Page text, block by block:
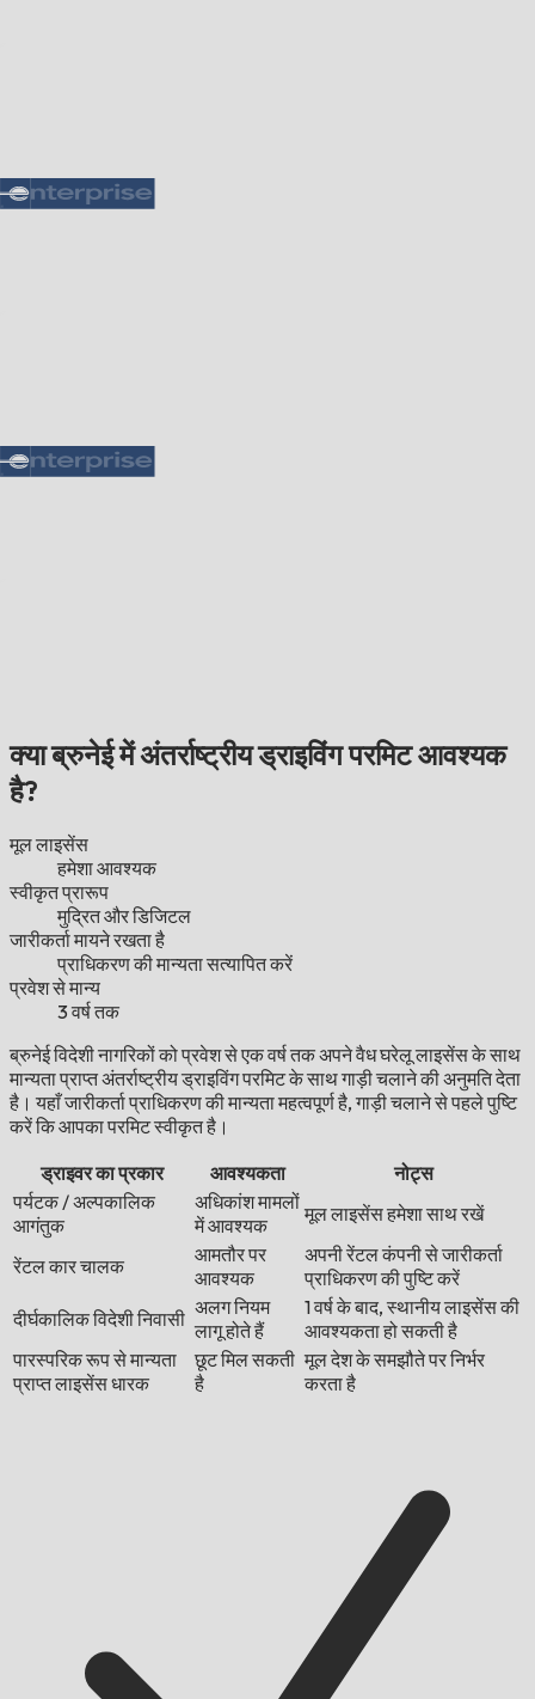
क्या ब्रुनेई में अंतर्राष्ट्रीय ड्राइविंग परमिट आवश्यक
है?
मूल लाइसेंस
हमेशा आवश्यक
स्वीकृत प्रारूप
मुद्रित और डिजिटल
जारीकर्ता मायने रखता है
प्राधिकरण की मान्यता सत्यापित करें
प्रवेश से मान्य
3 वर्ष तक
ब्रुनेई विदेशी नागरिकों को प्रवेश से एक वर्ष तक अपने वैध घरेलू लाइसेंस के साथ
मान्यता प्राप्त अंतर्राष्ट्रीय ड्राइविंग परमिट के साथ गाड़ी चलाने की अनुमति देता
है। यहाँ जारीकर्ता प्राधिकरण की मान्यता महत्वपूर्ण है, गाड़ी चलाने से पहले पुष्टि
करें कि आपका परमिट स्वीकृत है।
ड्राइवर का प्रकार
आवश्यकता
नोट्स
पर्यटक / अल्पकालिक
आगंतुक
अधिकांश मामलों
में आवश्यक
मूल लाइसेंस हमेशा साथ रखें
रेंटल कार चालक
आमतौर पर
आवश्यक
अपनी रेंटल कंपनी से जारीकर्ता
प्राधिकरण की पुष्टि करें
दीर्घकालिक विदेशी निवासी अलग नियम
लागू होते हैं
1 वर्ष के बाद, स्थानीय लाइसेंस की
आवश्यकता हो सकती है
पारस्परिक रूप से मान्यता
प्राप्त लाइसेंस धारक
छूट मिल सकती
है
मूल देश के समझौते पर निर्भर
करता है